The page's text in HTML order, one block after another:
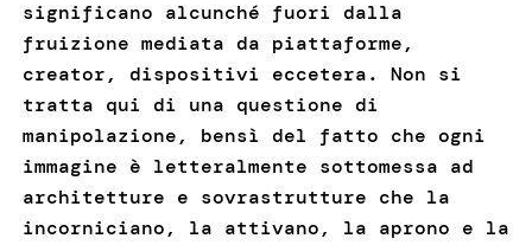
significano alcunché fuori dalla
fruizione mediata da piattaforme,
creator, dispositivi eccetera. Non si
tratta qui di una questione di
manipolazione, bensì del fatto che ogni
immagine è letteralmente sottomessa ad
architetture e sovrastrutture che la
incorniciano, la attivano, la aprono e la